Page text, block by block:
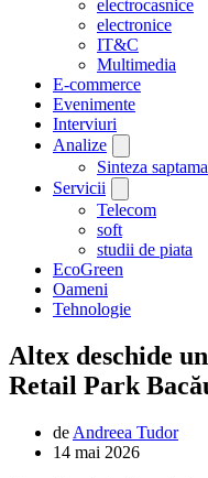
electrocasnice
electronice
IT&C
Multimedia
E-commerce
Evenimente
Interviuri
Analize
Sinteza
Servicii
Telecom
soft
studii de piata
EcoGreen
Oameni
Tehnologie
Altex deschide
Retail Park
de Andreea Tudor
14 mai 2026